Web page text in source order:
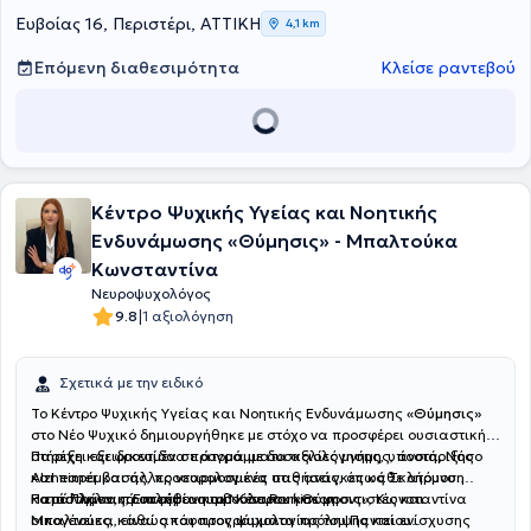
Ευβοίας 16, Περιστέρι, ΑΤΤΙΚΗ 4,1 km
Επόμενη διαθεσιμότητα Κλείσε ραντεβού
Κέντρο Ψυχικής Υγείας και Νοητικής
Ενδυνάμωσης «Θύμησις» - Μπαλτούκα
Κωνσταντίνα
Νευροψυχολόγος
9.8|1 αξιολόγηση
Σχετικά με την ειδικό
Το Κέντρο Ψυχικής Υγείας και Νοητικής Ενδυνάμωσης «Θύμησις»
στο Νέο Ψυχικό δημιουργήθηκε με στόχο να προσφέρει ουσιαστική
στήριξη και φροντίδα σε άτομα με δυσκολίες μνήμης, άνοια, Νόσο
Alzheimer και άλλες νευρολογικές παθήσεις, όπως Σκλήρυνση
κατά Πλάκας, Επιληψία και Νόσο Parkinson.
Παρέχει εξειδικευμένα προγράμματα αξιολόγησης, υποστήριξης
και παρέμβασης, προσαρμοσμένα στις ανάγκες κάθε ατόμου.
Παράλληλα, προσφέρει συμβουλευτική σε φροντιστές και
οικογένειες, καθώς και προγράμματα πρόληψης και ενίσχυσης
Η επιστημονικά υπεύθυνη του Κέντρου «Θύμησις», Κωνσταντίνα
Μπαλτούκα, είναι απόφοιτος ψυχολογίας του Παντείου